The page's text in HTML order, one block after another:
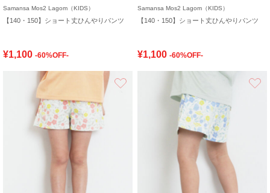
Samansa Mos2 Lagom（KIDS）
【140・150】ショート丈ひんやりパンツ
¥1,100 -60%OFF-
Samansa Mos2 Lagom（KIDS）
【140・150】ショート丈ひんやりパンツ
¥1,100 -60%OFF-